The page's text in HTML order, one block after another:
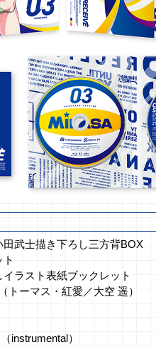
武士描き下ろし三方背BOX
ラスト表紙ブックレット
instrumental）